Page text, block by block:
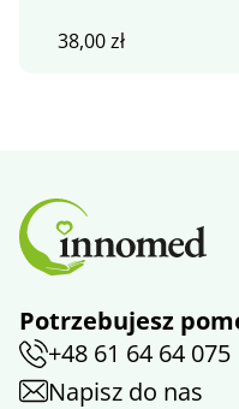
38,00zł
Potrzebujesz
+48 61 64 64 075
Napisz do nas